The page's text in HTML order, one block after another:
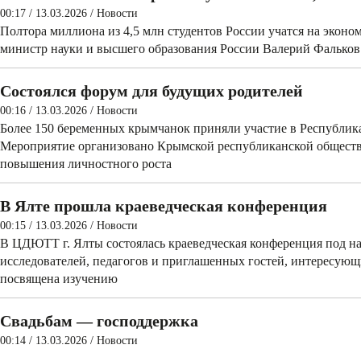
00:17 / 13.03.2026 / Новости
Полтора миллиона из 4,5 млн студентов России учатся на
министр науки и высшего образования России Валерий
Состоялся форум для будущих родителей
00:16 / 13.03.2026 / Новости
Более 150 беременных крымчанок приняли участие в
Мероприятие организовано Крымской республиканской
повышения личностного роста
В Ялте прошла краеведческая конференция
00:15 / 13.03.2026 / Новости
В ЦДЮТТ г. Ялты состоялась краеведческая конференция под
исследователей, педагогов и приглашенных гостей,
посвящена изучению
Свадьбам — господдержка
00:14 / 13.03.2026 / Новости